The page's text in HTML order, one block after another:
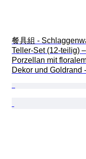
餐具組 -
Teller-Set (12-teilig) –
Porzellan mit
Dekor und Goldrand